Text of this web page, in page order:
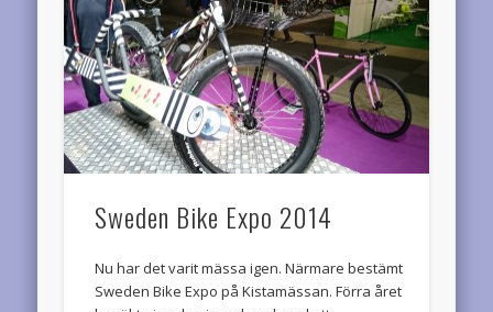
Sweden Bike Expo 2014
Sweden Bike Expo på Kistamässan. Förra året
besökte jag den i samband med att …